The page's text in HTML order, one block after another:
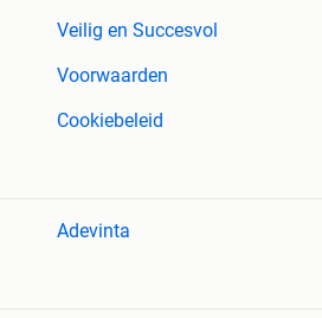
Veilig en Succesvol
Voorwaarden
Cookiebeleid
Adevinta